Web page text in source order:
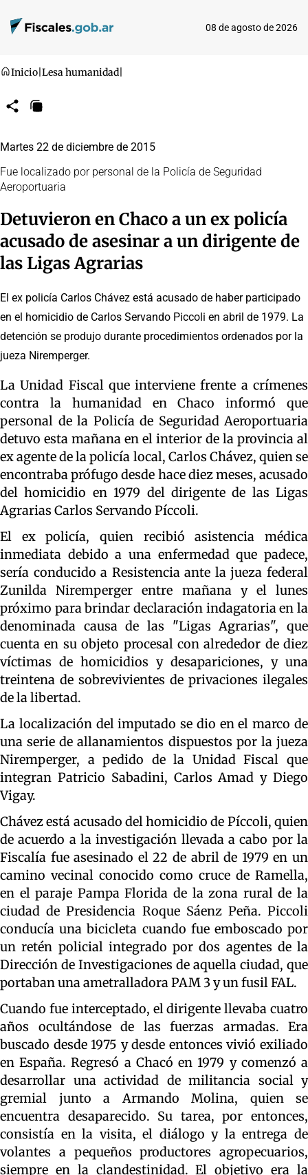
08 de agosto de 2026
Inicio Lesa humanidad
CompartirCopiar
Martes 22 de diciembre de 2015
Fue localizado por personal de la Policía de Seguridad
Aeroportuaria
Detuvieron en Chaco a un ex policía
acusado de asesinar a un dirigente de
las Ligas Agrarias
El ex policía Carlos Chávez está acusado de haber participado
en el homicidio de Carlos Servando Piccoli en abril de 1979. La
detención se produjo durante procedimientos ordenados por la
jueza Niremperger.
La Unidad Fiscal que interviene frente a crímenes
contra la humanidad en Chaco informó que
personal de la Policía de Seguridad Aeroportuaria
detuvo esta mañana en el interior de la provincia al
ex agente de la policía local, Carlos Chávez, quien se
encontraba prófugo desde hace diez meses, acusado
del homicidio en 1979 del dirigente de las Ligas
Agrarias Carlos Servando Píccoli.
El ex policía, quien recibió asistencia médica
inmediata debido a una enfermedad que padece,
sería conducido a Resistencia ante la jueza federal
Zunilda Niremperger entre mañana y el lunes
próximo para brindar declaración indagatoria en la
denominada causa de las "Ligas Agrarias", que
cuenta en su objeto procesal con alrededor de diez
víctimas de homicidios y desapariciones, y una
treintena de sobrevivientes de privaciones ilegales
de la libertad.
La localización del imputado se dio en el marco de
una serie de allanamientos dispuestos por la jueza
Niremperger, a pedido de la Unidad Fiscal que
integran Patricio Sabadini, Carlos Amad y Diego
Vigay.
Chávez está acusado del homicidio de Píccoli, quien
de acuerdo a la investigación llevada a cabo por la
Fiscalía fue asesinado el 22 de abril de 1979 en un
camino vecinal conocido como cruce de Ramella,
en el paraje Pampa Florida de la zona rural de la
ciudad de Presidencia Roque Sáenz Peña. Piccoli
conducía una bicicleta cuando fue emboscado por
un retén policial integrado por dos agentes de la
Dirección de Investigaciones de aquella ciudad, que
portaban una ametralladora PAM 3 y un fusil FAL.
Cuando fue interceptado, el dirigente llevaba cuatro
años ocultándose de las fuerzas armadas. Era
buscado desde 1975 y desde entonces vivió exiliado
en España. Regresó a Chacó en 1979 y comenzó a
desarrollar una actividad de militancia social y
gremial junto a Armando Molina, quien se
encuentra desaparecido. Su tarea, por entonces,
consistía en la visita, el diálogo y la entrega de
volantes a pequeños productores agropecuarios,
siempre en la clandestinidad. El objetivo era la